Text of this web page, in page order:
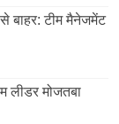
बाहर: टीम मैनेजमेंट
लीडर मोजतबा